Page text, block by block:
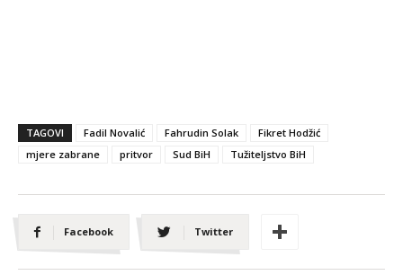
TAGOVI Fadil Novalić Fahrudin Solak
Fikret Hodžić
mjere zabrane
pritvor Sud BiH Tužiteljstvo BiH
Facebook Twitter